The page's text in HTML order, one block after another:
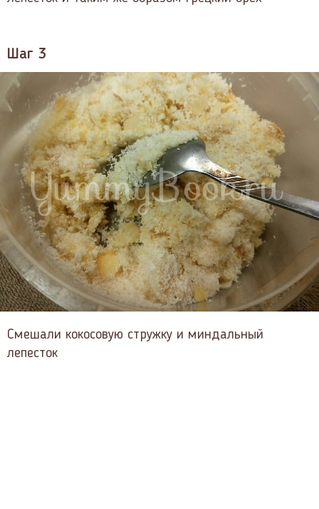
Шаг 3
Смешали кокосовую стружку и миндальный
лепесток